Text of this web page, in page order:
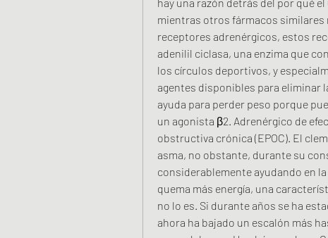
hay una razón detrás del por qué
mientras otros fármacos similares
receptores adrenérgicos, estos
adenilil ciclasa, una enzima que
los círculos deportivos, y
agentes disponibles para eliminar
ayuda para perder peso porque
un agonista β2. Adrenérgico de
obstructiva crónica (EPOC). El
asma, no obstante, durante su
considerablemente ayudando en
quema más energía, una
no lo es. Si durante años se ha
ahora ha bajado un escalón más